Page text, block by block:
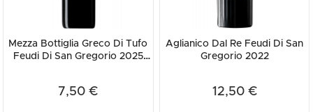
Mezza Bottiglia Greco Di Tufo
Feudi Di San Gregorio 2025
7,50 €
Aglianico Dal Re Feudi Di San
Gregorio 2022
12,50 €